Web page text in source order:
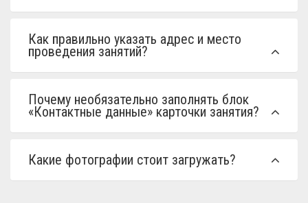
Как правильно указать адрес и место
проведения занятий?
Почему необязательно заполнять блок
«Контактные данные» карточки занятия?
Какие фотографии стоит загружать?